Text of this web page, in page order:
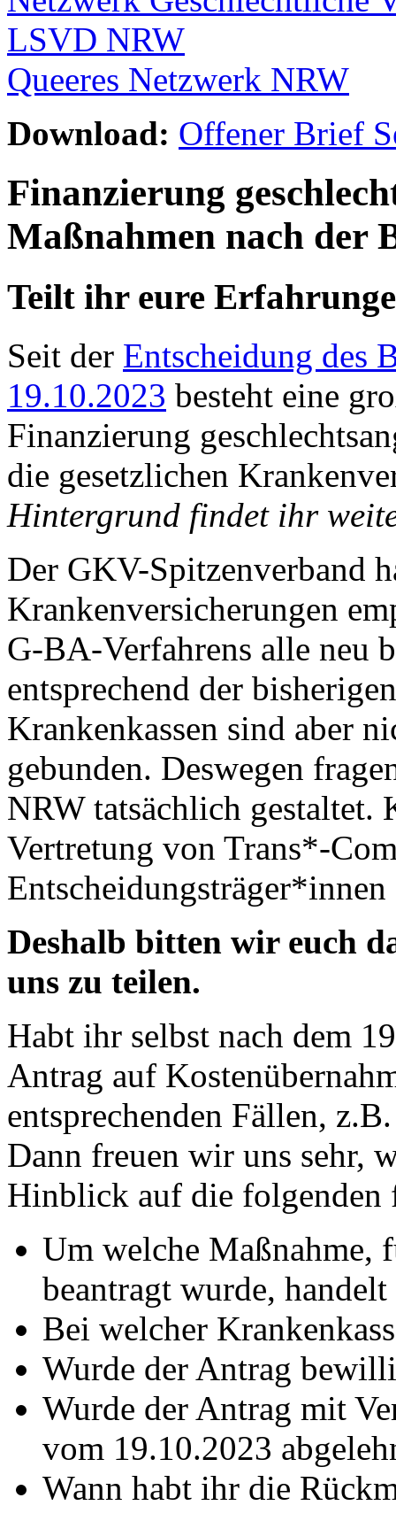
LSVD NRW
Queeres Netzwerk NRW
Download: Offener Brief
Finanzierung
Maßnahmen nach der
Teilt ihr eure
Seit der Entscheidung des
19.10.2023 besteht eine
Finanzierung
die gesetzlichen
Hintergrund findet ihr
Der GKV-Spitzenverband
Krankenversicherungen
G-BA-Verfahrens alle neu
entsprechend der
Krankenkassen sind aber
gebunden. Deswegen
NRW tatsächlich gestaltet.
Vertretung von Trans*-
Deshalb bitten wir euch
uns zu teilen.
Habt ihr selbst nach dem
Antrag auf
entsprechenden Fällen,
Dann freuen wir uns sehr,
Hinblick auf die
Um welche Maßnahme,
beantragt wurde, handelt
Bei welcher
Wurde der Antrag
Wurde der Antrag mit
vom 19.10.2023
Wann habt ihr die